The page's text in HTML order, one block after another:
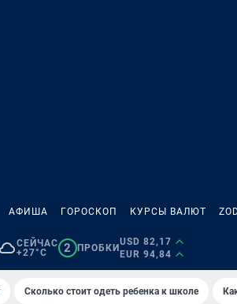
АФИША ГОРОСКОП КУРСЫ ВАЛЮТ
СЕЙЧАС
+27°C
2 ПРОБКИ
USD 82,17
EUR 94,84
Сколько стоит одеть ребенка к школе